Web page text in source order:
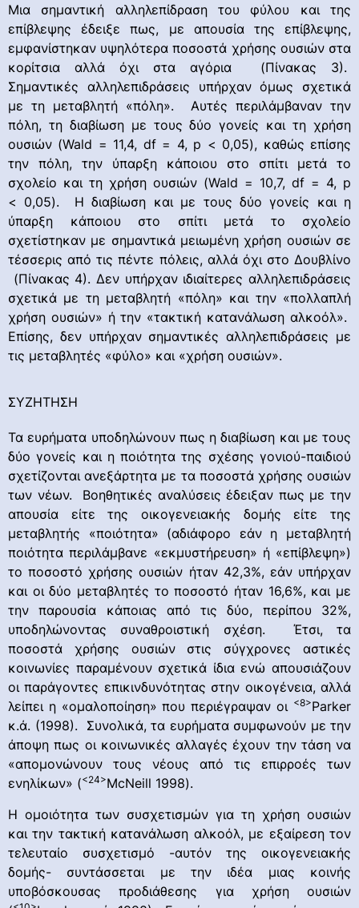
Μια σημαντική αλληλεπίδραση του φύλου και της
επίβλεψης έδειξε πως, με απουσία της επίβλεψης,
εμφανίστηκαν υψηλότερα ποσοστά χρήσης ουσιών στα
κορίτσια αλλά όχι στα αγόρια (Πίνακας 3).
Σημαντικές αλληλεπιδράσεις υπήρχαν όμως σχετικά
με τη μεταβλητή «πόλη». Αυτές περιλάμβαναν την
πόλη, τη διαβίωση με τους δύο γονείς και τη χρήση
ουσιών (Wald = 11,4, df = 4, p < 0,05), καθώς επίσης
την πόλη, την ύπαρξη κάποιου στο σπίτι μετά το
σχολείο και τη χρήση ουσιών (Wald = 10,7, df = 4, p
< 0,05). Η διαβίωση και με τους δύο γονείς και η
ύπαρξη κάποιου στο σπίτι μετά το σχολείο
σχετίστηκαν με σημαντικά μειωμένη χρήση ουσιών σε
τέσσερις από τις πέντε πόλεις, αλλά όχι στο Δουβλίνο
(Πίνακας 4). Δεν υπήρχαν ιδιαίτερες αλληλεπιδράσεις
σχετικά με τη μεταβλητή «πόλη» και την «πολλαπλή
χρήση ουσιών» ή την «τακτική κατανάλωση αλκοόλ».
Επίσης, δεν υπήρχαν σημαντικές αλληλεπιδράσεις με
τις μεταβλητές «φύλο» και «χρήση ουσιών».
ΣΥΖΗΤΗΣΗ
Τα ευρήματα υποδηλώνουν πως η διαβίωση και με τους
δύο γονείς και η ποιότητα της σχέσης γονιού-παιδιού
σχετίζονται ανεξάρτητα με τα ποσοστά χρήσης ουσιών
των νέων. Βοηθητικές αναλύσεις έδειξαν πως με την
απουσία είτε της οικογενειακής δομής είτε της
μεταβλητής «ποιότητα» (αδιάφορο εάν η μεταβλητή
ποιότητα περιλάμβανε «εκμυστήρευση» ή «επίβλεψη»)
το ποσοστό χρήσης ουσιών ήταν 42,3%, εάν υπήρχαν
και οι δύο μεταβλητές το ποσοστό ήταν 16,6%, και με
την παρουσία κάποιας από τις δύο, περίπου 32%,
υποδηλώνοντας συναθροιστική σχέση. Έτσι, τα
ποσοστά χρήσης ουσιών στις σύγχρονες αστικές
κοινωνίες παραμένουν σχετικά ίδια ενώ απουσιάζουν
οι παράγοντες επικινδυνότητας στην οικογένεια, αλλά
λείπει η «ομαλοποίηση» που περιέγραψαν οι <8>Parker
κ.ά. (1998). Συνολικά, τα ευρήματα συμφωνούν με την
άποψη πως οι κοινωνικές αλλαγές έχουν την τάση να
«απομονώνουν τους νέους από τις επιρροές των
ενηλίκων» (<24>McNeill 1998).
Η ομοιότητα των συσχετισμών για τη χρήση ουσιών
και την τακτική κατανάλωση αλκοόλ, με εξαίρεση τον
τελευταίο συσχετισμό -αυτόν της οικογενειακής
δομής- συντάσσεται με την ιδέα μιας κοινής
υποβόσκουσας προδιάθεσης για χρήση ουσιών